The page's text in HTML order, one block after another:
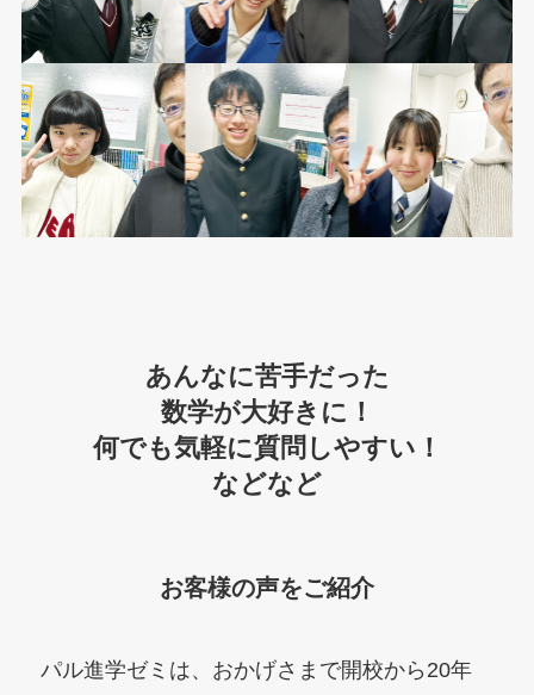
あんなに苦手だった
数学が大好きに！
何でも気軽に質問しやすい！
などなど
お客様の声をご紹介
パル進学ゼミは、おかげさまで開校から20年